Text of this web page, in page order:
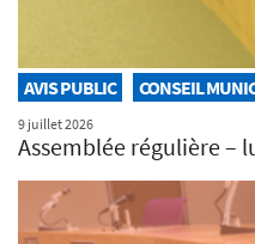
AVIS PUBLIC CONSEIL
9 juillet 2026
Assemblée régulière –